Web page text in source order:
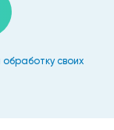
своих